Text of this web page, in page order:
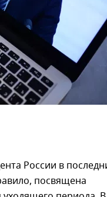
России в
посвящена